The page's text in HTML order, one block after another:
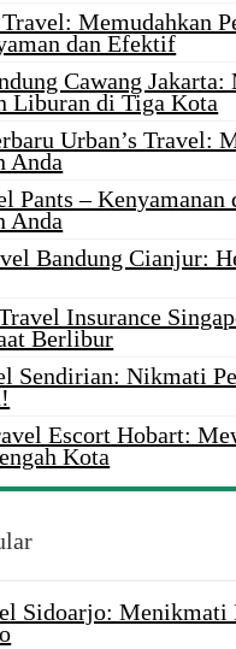
Memudahkan
dan Efektif
Cawang
Liburan di Tiga Kota
Urban’s Travel:
Anda
Pants – Kenyamanan
Anda
Bandung Cianjur:
Insurance
Berlibur
Sendirian: Nikmati
Escort Hobart:
Kota
Sidoarjo: Menikmati